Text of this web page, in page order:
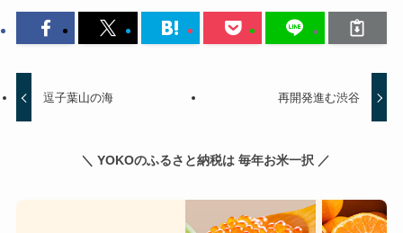
逗子葉山の海 再開発進む渋谷
＼ YOKOのふるさと納税は 毎年お米一択 ／